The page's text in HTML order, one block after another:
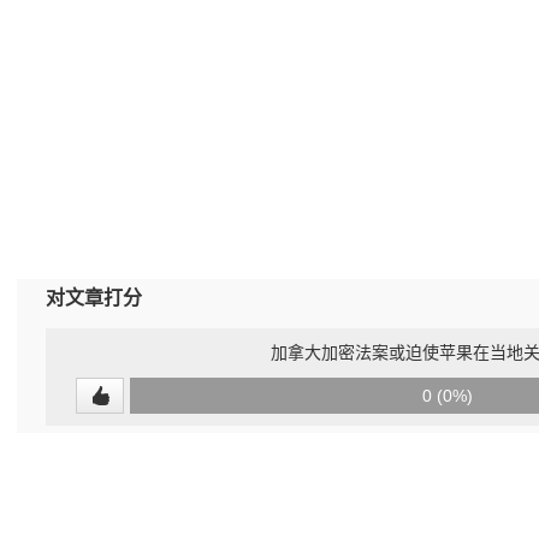
对文章打分
加拿大加密法案或迫使苹果在当地
0 (0%)